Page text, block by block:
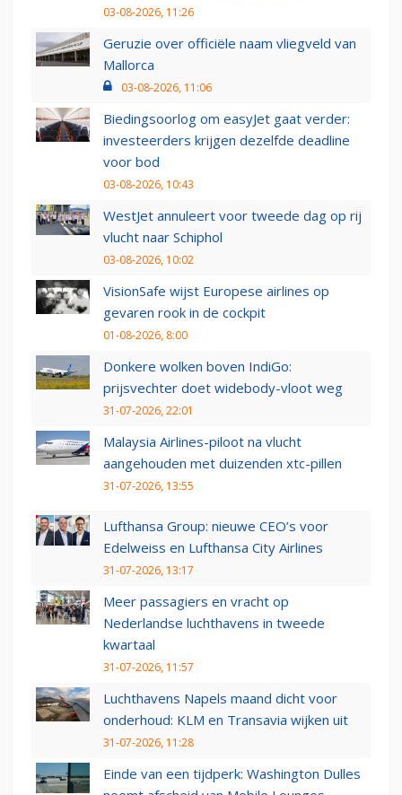
03-08-2026, 11:26
Geruzie over officiële naam vliegveld van
Mallorca
03-08-2026, 11:06
Biedingsoorlog om easyJet gaat verder:
investeerders krijgen dezelfde deadline
voor bod
03-08-2026, 10:43
WestJet annuleert voor tweede dag op rij
vlucht naar Schiphol
03-08-2026, 10:02
VisionSafe wijst Europese airlines op
gevaren rook in de cockpit
01-08-2026, 8:00
Donkere wolken boven IndiGo:
prijsvechter doet widebody-vloot weg
31-07-2026, 22:01
Malaysia Airlines-piloot na vlucht
aangehouden met duizenden xtc-pillen
31-07-2026, 13:55
Lufthansa Group: nieuwe CEO’s voor
Edelweiss en Lufthansa City Airlines
31-07-2026, 13:17
Meer passagiers en vracht op
Nederlandse luchthavens in tweede
kwartaal
31-07-2026, 11:57
Luchthavens Napels maand dicht voor
onderhoud: KLM en Transavia wijken uit
31-07-2026, 11:28
Einde van een tijdperk: Washington Dulles